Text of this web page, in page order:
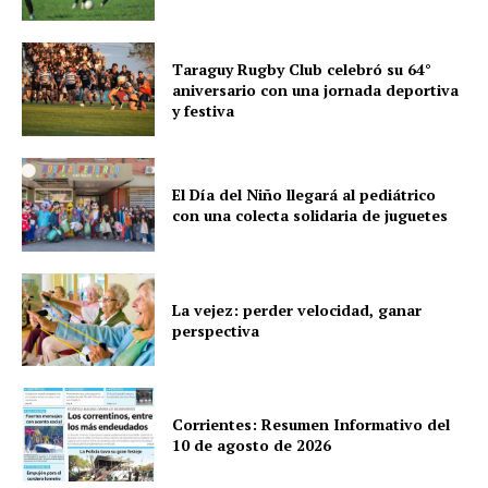
Taraguy Rugby Club celebró su 64°
aniversario con una jornada deportiva
y festiva
El Día del Niño llegará al pediátrico
con una colecta solidaria de juguetes
La vejez: perder velocidad, ganar
perspectiva
Corrientes: Resumen Informativo del
10 de agosto de 2026